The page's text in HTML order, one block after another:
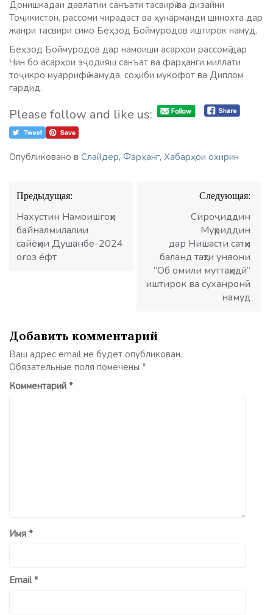
Донишкадаи давлатии санъати тасвирӣ ва дизайни
Тоҷикистон, рассоми чирадаст ва ҳунарманди шинохта дар
жанри тасвири симо Беҳзод Боймуродов иштирок намуд.
Беҳзод Боймуродов дар намоиши асарҳои рассомӣ дар
Чин бо асарҳои эҷодияш санъат ва фарҳанги миллати
тоҷикро муаррифӣ намуда, соҳиби мукофот ва Диплом
гардид.
Please follow and like us:
Опубликовано в Слайдер, Фарҳанг, Хабарҳои охирин
Навигация
по
записям
Предыдущая:
Нахустин Намоишгоҳи
байналмилалии
сайёҳии Душанбе-2024
оғоз ёфт
Следующая:
Сироҷиддин
Муҳриддин
дар Нишасти сатҳи
баланд таҳти унвони
“Об омили муттаҳидӣ”
иштирок ва суханронӣ
намуд
Добавить комментарий
Ваш адрес email не будет опубликован.
Обязательные поля помечены *
Комментарий *
Имя *
Email*